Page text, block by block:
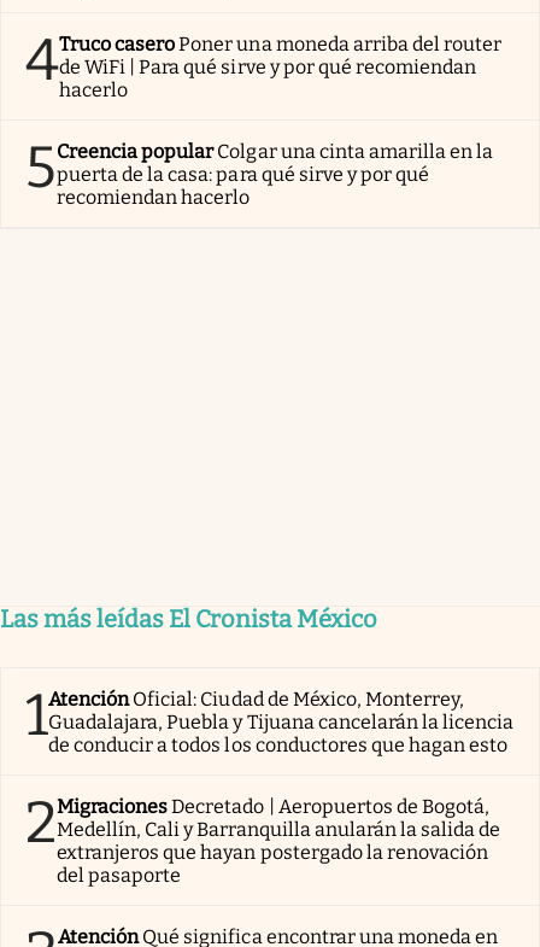
4Truco caseroPoner una moneda arriba del router
de WiFi | Para qué sirve y por qué recomiendan
hacerlo
5Creencia popularColgar una cinta amarilla en la
puerta de la casa: para qué sirve y por qué
recomiendan hacerlo
Las más leídas El Cronista México
1AtenciónOficial: Ciudad de México, Monterrey,
Guadalajara, Puebla y Tijuana cancelarán la licencia
de conducir a todos los conductores que hagan esto
2MigracionesDecretado | Aeropuertos de Bogotá,
Medellín, Cali y Barranquilla anularán la salida de
extranjeros que hayan postergado la renovación
del pasaporte
AtenciónQué significa encontrar una moneda en